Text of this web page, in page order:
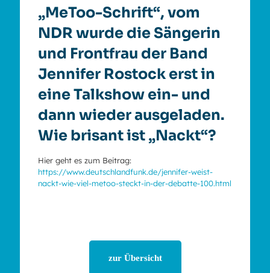
„MeToo-Schrift“, vom
NDR wurde die Sängerin
und Frontfrau der Band
Jennifer Rostock erst in
eine Talkshow ein- und
dann wieder ausgeladen.
Wie brisant ist „Nackt“?
Hier geht es zum Beitrag:
https://www.deutschlandfunk.de/jennifer-weist-
nackt-wie-viel-metoo-steckt-in-der-debatte-100.html
zur Übersicht